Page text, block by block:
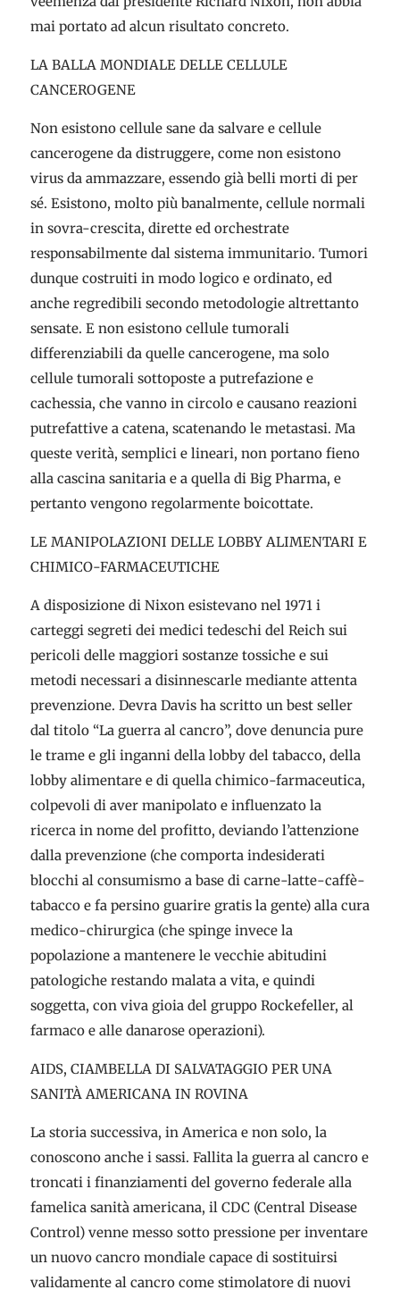
mai portato ad alcun risultato concreto.
LA BALLA MONDIALE DELLE CELLULE
CANCEROGENE
Non esistono cellule sane da salvare e cellule
cancerogene da distruggere, come non esistono
virus da ammazzare, essendo già belli morti di per
sé. Esistono, molto più banalmente, cellule normali
in sovra-crescita, dirette ed orchestrate
responsabilmente dal sistema immunitario. Tumori
dunque costruiti in modo logico e ordinato, ed
anche regredibili secondo metodologie altrettanto
sensate. E non esistono cellule tumorali
differenziabili da quelle cancerogene, ma solo
cellule tumorali sottoposte a putrefazione e
cachessia, che vanno in circolo e causano reazioni
putrefattive a catena, scatenando le metastasi. Ma
queste verità, semplici e lineari, non portano fieno
alla cascina sanitaria e a quella di Big Pharma, e
pertanto vengono regolarmente boicottate.
LE MANIPOLAZIONI DELLE LOBBY ALIMENTARI E
CHIMICO-FARMACEUTICHE
A disposizione di Nixon esistevano nel 1971 i
carteggi segreti dei medici tedeschi del Reich sui
pericoli delle maggiori sostanze tossiche e sui
metodi necessari a disinnescarle mediante attenta
prevenzione. Devra Davis ha scritto un best seller
dal titolo “La guerra al cancro”, dove denuncia pure
le trame e gli inganni della lobby del tabacco, della
lobby alimentare e di quella chimico-farmaceutica,
colpevoli di aver manipolato e influenzato la
ricerca in nome del profitto, deviando l’attenzione
dalla prevenzione (che comporta indesiderati
blocchi al consumismo a base di carne-latte-caffè-
tabacco e fa persino guarire gratis la gente) alla cura
medico-chirurgica (che spinge invece la
popolazione a mantenere le vecchie abitudini
patologiche restando malata a vita, e quindi
soggetta, con viva gioia del gruppo Rockefeller, al
farmaco e alle danarose operazioni).
AIDS, CIAMBELLA DI SALVATAGGIO PER UNA
SANITÀ AMERICANA IN ROVINA
La storia successiva, in America e non solo, la
conoscono anche i sassi. Fallita la guerra al cancro e
troncati i finanziamenti del governo federale alla
famelica sanità americana, il CDC (Central Disease
Control) venne messo sotto pressione per inventare
un nuovo cancro mondiale capace di sostituirsi
validamente al cancro come stimolatore di nuovi